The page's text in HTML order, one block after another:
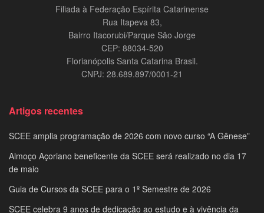
Filiada à Federação Espírita Catarinense
Rua Itapeva 83,
Bairro Itacorubi/Parque São Jorge
CEP: 88034-520
Florianópolis Santa Catarina Brasil.
CNPJ: 28.689.897/0001-21
Artigos recentes
SCEE amplia programação de 2026 com novo curso “A Gênese”
Almoço Açoriano beneficente da SCEE será realizado no dia 17
de maio
Guia de Cursos da SCEE para o 1º Semestre de 2026
SCEE celebra 9 anos de dedicação ao estudo e à vivência da